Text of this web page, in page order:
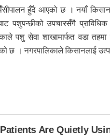
हुँदै आएको छ । नयाँ किसान
पशुपन्छीको उपचारसँगै
पशु सेवा शाखामार्फत वडा
छ । नगरपालिकाले किसानलाई